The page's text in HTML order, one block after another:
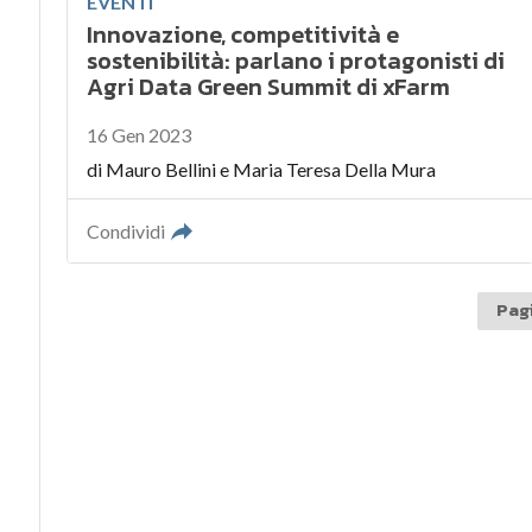
Innovazione, competitività e
sostenibilità: parlano i protagonisti di
Agri Data Green Summit di xFarm
16 Gen 2023
di Mauro Bellinie Maria Teresa Della Mura
Condividi